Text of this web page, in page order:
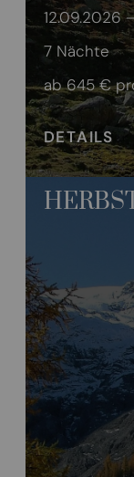
12.09.2026
7 Nächte
ab 645 €
DETAILS